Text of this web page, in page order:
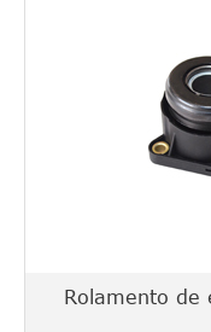
Rolamento de